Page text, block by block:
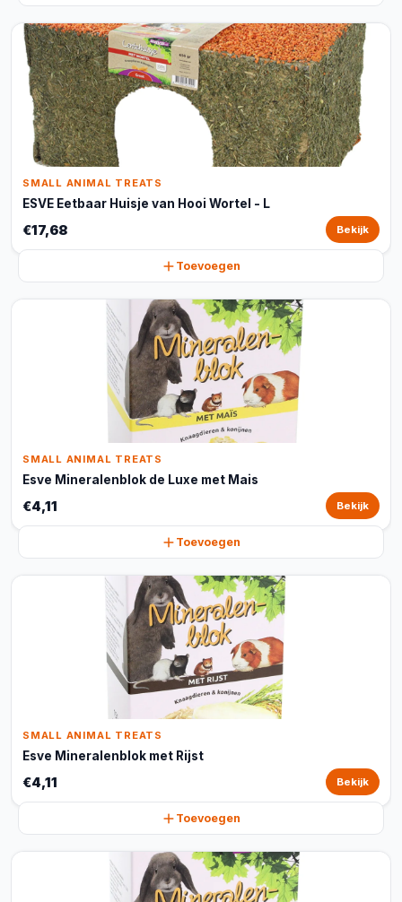
SMALL ANIMAL TREATS
ESVE Eetbaar Huisje van Hooi Wortel - L
€17,68 Bekijk
Toevoegen
SMALL ANIMAL TREATS
Esve Mineralenblok de Luxe met Mais
€4,11 Bekijk
Toevoegen
SMALL ANIMAL TREATS
Esve Mineralenblok met Rijst
€4,11 Bekijk
Toevoegen